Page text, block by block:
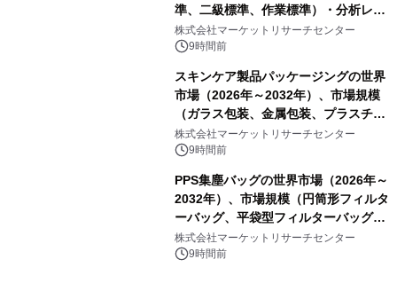
準、二級標準、作業標準）・分析レポ
ートを発表
株式会社マーケットリサーチセンター
9時間前
スキンケア製品パッケージングの世界
市場（2026年～2032年）、市場規模
（ガラス包装、金属包装、プラスチッ
ク包装、その他）・分析レポートを発
表
株式会社マーケットリサーチセンター
9時間前
PPS集塵バッグの世界市場（2026年～
2032年）、市場規模（円筒形フィルタ
ーバッグ、平袋型フィルターバッグ、
プリーツフィルターバッグ、その
他）・分析レポートを発表
株式会社マーケットリサーチセンター
9時間前